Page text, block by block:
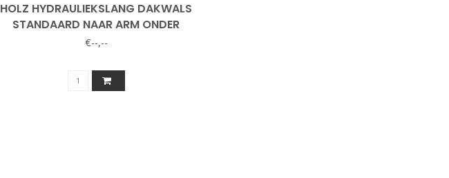
HOLZ HYDRAULIEKSLANG DAKWALS
STANDAARD NAAR ARM ONDER
€--,--